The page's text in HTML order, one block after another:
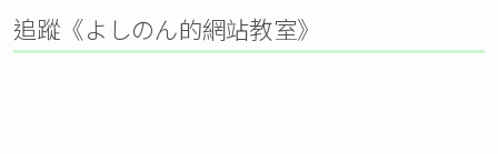
追蹤《よしのん的網站教室》